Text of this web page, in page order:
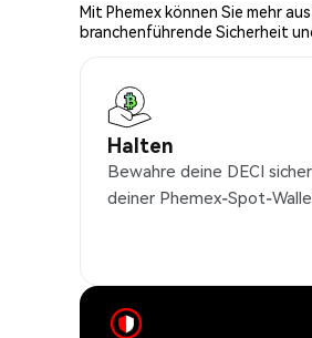
Mit Phemex können Sie mehr
branchenführende Sicherheit
Halten
Bewahre deine DECI
deiner Phemex-Spot-